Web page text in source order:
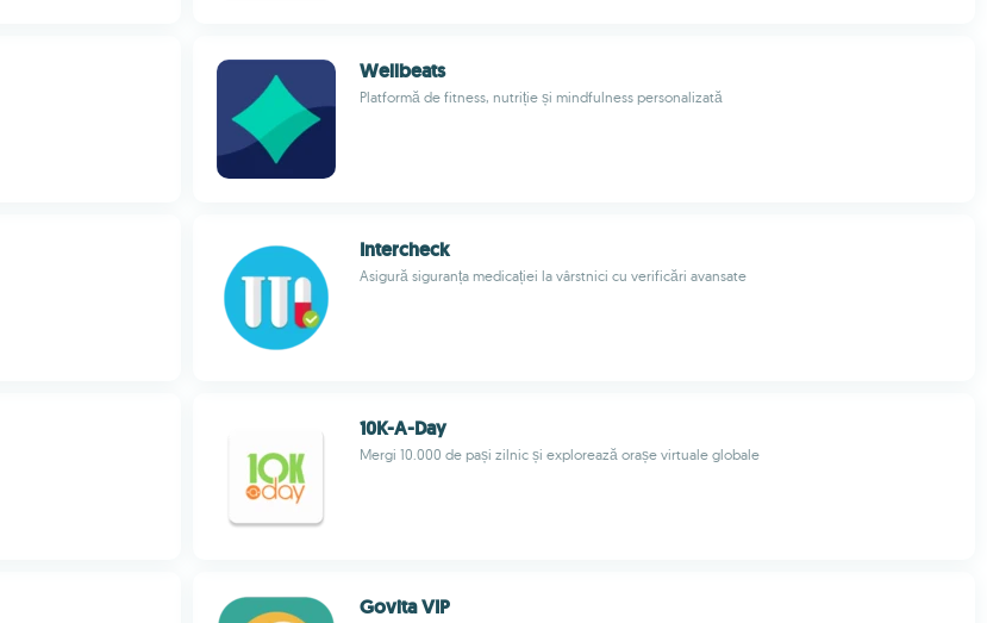
Wellbeats
Platformă de fitness, nutriție și mindfulness personalizată
Intercheck
Asigură siguranța medicației la vârstnici cu verificări avansate
10K-A-Day
Mergi 10.000 de pași zilnic și explorează orașe virtuale globale
Govita VIP